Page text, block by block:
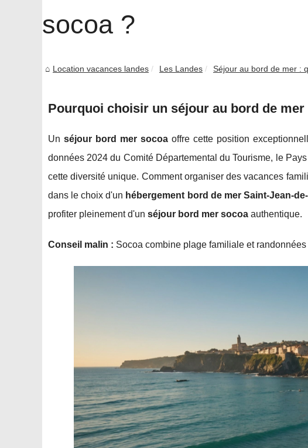
socoa ?
Location vacances landes Les Landes Séjour au bord de mer :
Pourquoi choisir un séjour au bord de mer
Unséjour bord mer socoa offre cette position
données 2024 du Comité Départemental du Tourisme, le
cette diversité unique. Comment organiser des vacances
dans le choix d'un hébergement bord de mer Saint-Jean-
profiter pleinement d'un séjour bord mer socoa authentique.
Conseil malin : Socoa combine plage familiale et